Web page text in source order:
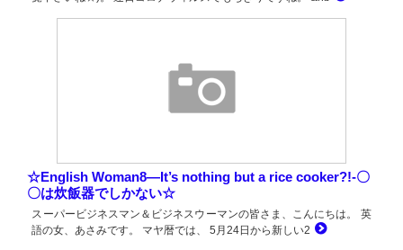
☆English Woman8―It’s nothing but a rice cooker?!-〇
〇は炊飯器でしかない☆
スーパービジネスマン＆ビジネスウーマンの皆さま、こんにちは。 英
語の女、あさみです。 マヤ暦では、 5月24日から新しい2